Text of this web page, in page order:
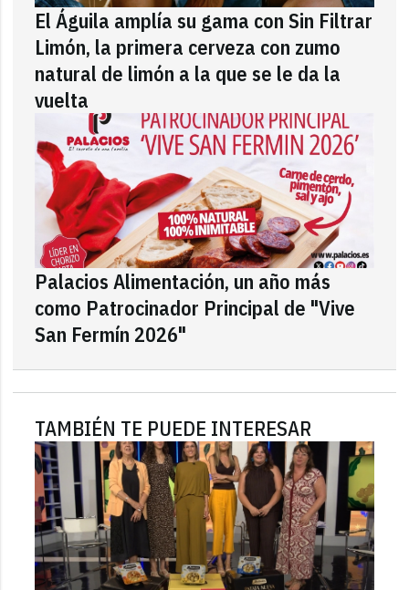
El Águila amplía su gama con Sin Filtrar
Limón, la primera cerveza con zumo
natural de limón a la que se le da la
vuelta
Palacios Alimentación, un año más
como Patrocinador Principal de "Vive
San Fermín 2026"
TAMBIÉN TE PUEDE INTERESAR